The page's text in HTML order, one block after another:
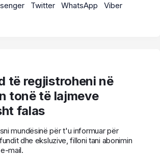
Twitter WhatsApp
Viber
të regjistroheni në
tonë të lajmeve
falas
mundësinë për t'u informuar për
dhe eksluzive, filloni tani abonimin
mail.